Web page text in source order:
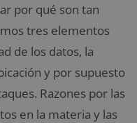
por qué son tan
tres elementos
de los datos, la
y por supuesto
Razones por las
en la materia y las